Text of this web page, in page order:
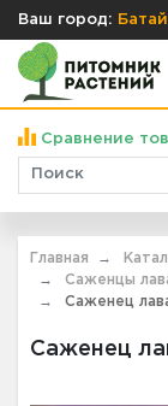
Ваш город:
Сравнение
Главная
Саженцы
Саженец
Саженец